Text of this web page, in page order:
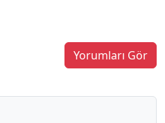
Yorumları Gör